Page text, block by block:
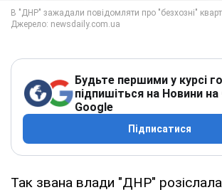
Будьте першими у курсі
підпишіться на Новини на
Google
Підписатися
Так звана влади "ДНР"